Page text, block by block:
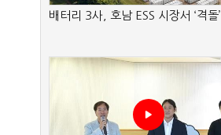
배터리 3사, 호남 ESS 시장서 ‘격돌’